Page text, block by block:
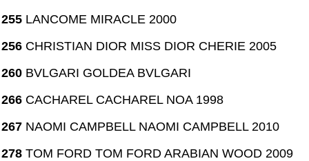
255 LANCOME MIRACLE 2000
256 CHRISTIAN DIOR MISS DIOR CHERIE 2005
260 BVLGARI GOLDEA BVLGARI
266 CACHAREL CACHAREL NOA 1998
267 NAOMI CAMPBELL NAOMI CAMPBELL 2010
278 TOM FORD TOM FORD ARABIAN WOOD 2009